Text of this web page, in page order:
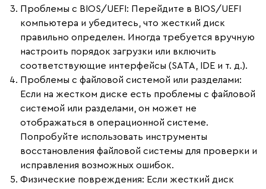
Проблемы с BIOS/UEFI : Перейдите в BIOS/UEFI
компьютера и убедитесь, что жесткий диск
правильно определен. Иногда требуется вручную
настроить порядок загрузки или включить
соответствующие интерфейсы (SATA, IDE и т. д.).
Проблемы с файловой системой или разделами:
Если на жестком диске есть проблемы с файловой
системой или разделами, он может не
отображаться в операционной системе.
Попробуйте использовать инструменты
восстановления файловой системы для проверки и
исправления возможных ошибок.
Физические повреждения: Если жесткий диск